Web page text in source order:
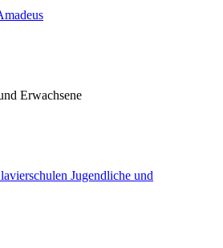
Erwachsene
Jugendliche und